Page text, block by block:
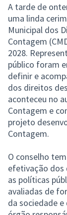
A tarde de
uma linda
Municipal dos
Contagem
2028.
público foram
definir e
dos direitos
aconteceu no
Contagem e
projeto
Contagem.
O conselho
efetivação dos
as políticas
avaliadas de
da sociedade